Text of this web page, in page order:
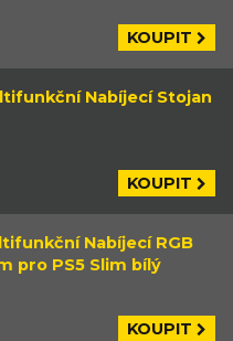
KOUPIT
Nabíjecí Stojan
KOUPIT
Nabíjecí RGB
pro PS5 Slim bílý
KOUPIT